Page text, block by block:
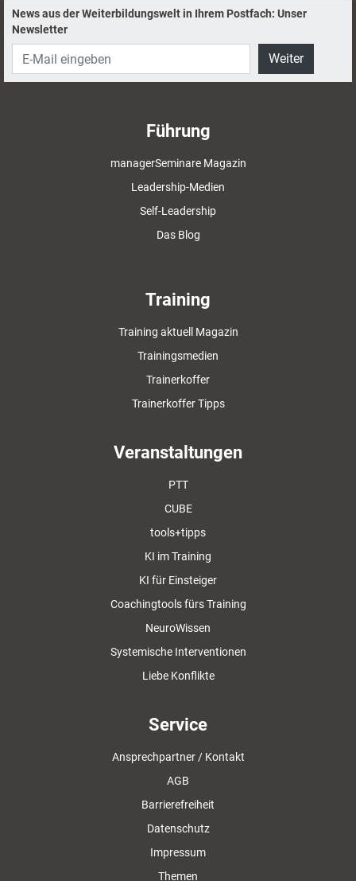
News aus der Weiterbildungswelt in Ihrem Postfach: Unser
Newsletter
Weiter
Führung
managerSeminare Magazin
Leadership-Medien
Self-Leadership
Das Blog
Training
Training aktuell Magazin
Trainingsmedien
Trainerkoffer
Trainerkoffer Tipps
Veranstaltungen
PTT
CUBE
tools+tipps
KI im Training
KI für Einsteiger
Coachingtools fürs Training
NeuroWissen
Systemische Interventionen
Liebe Konflikte
Service
Ansprechpartner / Kontakt
AGB
Barrierefreiheit
Datenschutz
Impressum
Themen